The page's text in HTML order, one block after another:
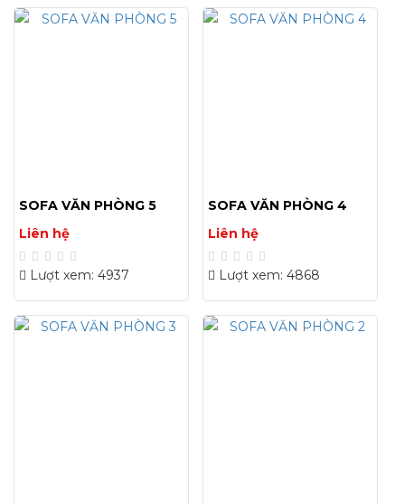
SOFA VĂN PHÒNG 5
Liên hệ
Lượt xem: 4937
SOFA VĂN PHÒNG 4
Liên hệ
Lượt xem: 4868